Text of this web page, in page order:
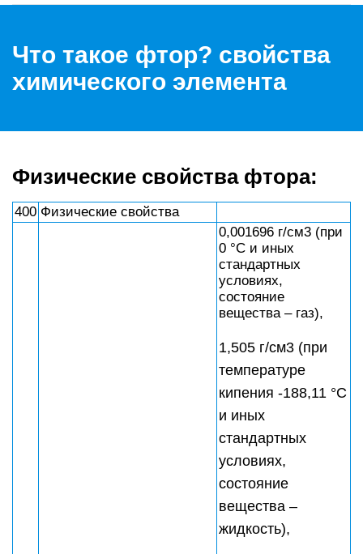
Что такое фтор? свойства
химического элемента
Физические свойства фтора:
400 Физические свойства
0,001696 г/см3 (при
0 °C и иных
стандартных
условиях,
состояние
вещества – газ),
1,505 г/см3 (при
температуре
кипения -188,11 °C
и иных
стандартных
условиях,
состояние
вещества –
жидкость),